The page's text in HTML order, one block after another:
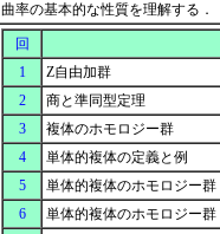
曲率の基本的な性質を理解する．
回
1
Z自由加群
2
商と準同型定理
3
複体のホモロジー群
4
単体的複体の定義と例
5
単体的複体のホモロジー
6
単体的複体のホモロジー